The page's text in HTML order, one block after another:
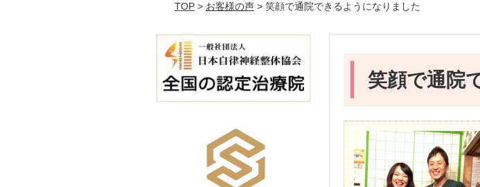
TOP> お客様の声> 笑顔で通院できるようになりました
笑顔で通院